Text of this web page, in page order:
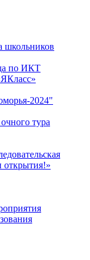
школьников
по ИКТ
2024"
тура
открытия!»